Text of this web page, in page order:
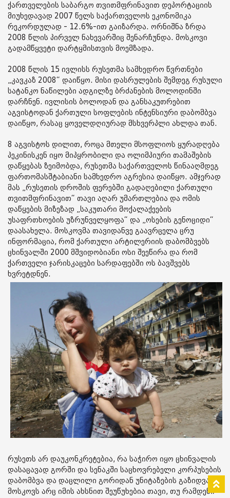
ქართველების საბარგო თვითმფრინავით დეპორტაციის
მიუხედავად 2007 წელს საქართველოს ეკონომიკა
რეკორდულად - 12.6%-ით გაიზარდა. ორნიშნა ზრდა
2008 წლის პირველ ნახევარშიც შენარჩუნდა. მოსკოვი
გადამწყვეტი დარტყმისთვის მოემზადა.
2008 წლის 15 ივლისს რუსეთმა სამხედრო წვრთნები
„კავკაზ 2008“ დაიწყო. მისი დასრულების შემდეგ რუსული
სატანკო ნაწილები ადგილზე ბრძანების მოლოდინში
დარჩნენ. ივლისის ბოლოდან და განსაკუთრებით
აგვისტოდან ქართული სოფლების ინტენსიური დაბომბვა
დაიწყო, რასაც ყოველდღიურად მსხვერპლი ახლდა თან.
8 აგვისტოს დილით, როცა მთელი მსოფლიოს ყურადღება
პეკინისკენ იყო მიპყრობილი და ოლიმპიური თამაშების
დაწყებას ზეიმობდა, რუსეთმა საქართველოს წინააღმდეგ
ფართომასშტაბიანი სამხედრო აგრესია დაიწყო. ამჯერად
მას „რუსეთის დროშის ფერებში გადაღებილი ქართული
თვითმფრინავით“ თავი აღარ უმართლებია და ომის
დაწყების მიზეზად „საკუთარი მოქალაქეების
უსაფრთხოების უზრუნველყოფა“ და „ოსების გენოციდი“
დაასახელა. მოსკოვმა თავიდანვე გაავრცელა ცრუ
ინფორმაცია, რომ ქართული არტილერიის დაბომბვებს
ცხინვალში 2000 მშვიდობიანი ოსი შეეწირა და რომ
ქართველი ჯარისკაცები სარდაფებში ოს ბავშვებს
ხვრეტდნენ.
რუსეთს არ დაუკონკრეტებია, რა საჭირო იყო ცხინვალის
დასაცავად გორში და სენაკში საცხოვრებელი კორპუსების
დაბომბვა და დაცლილი გორიდან უნიტაზების გაზიდვა.
მოსკოვს არც იმის ახსნით შეუწუხებია თავი, თუ რამდენი